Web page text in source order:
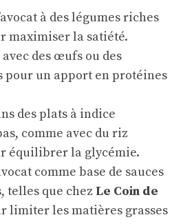
à des légumes riches
maximiser la satiété.
des œufs ou des
pour un apport en protéines
des plats à indice
comme avec du riz
équilibrer la glycémie.
comme base de sauces
telles que chez Le Coin de
limiter les matières grasses